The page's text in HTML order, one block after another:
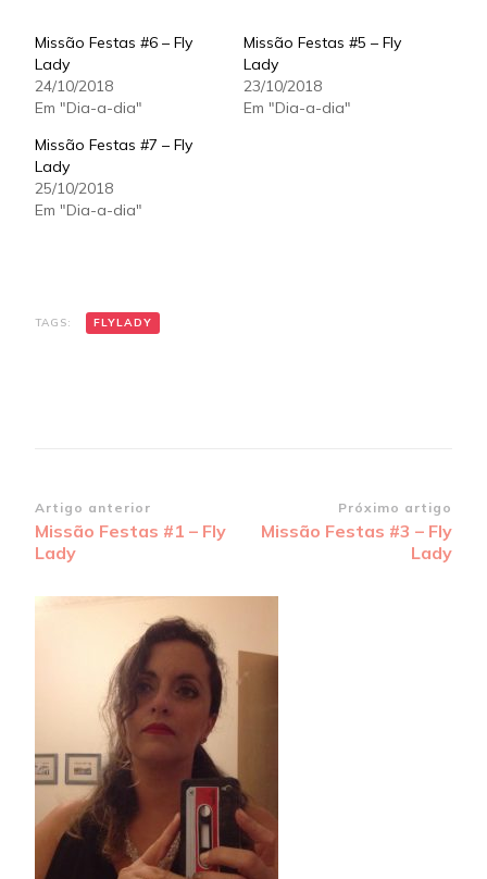
Missão Festas #6 – Fly
Lady
24/10/2018
Em "Dia-a-dia"
Missão Festas #5 – Fly
Lady
23/10/2018
Em "Dia-a-dia"
Missão Festas #7 – Fly
Lady
25/10/2018
Em "Dia-a-dia"
TAGS: FLYLADY
Navegação
de
Artigo anterior
Missão Festas #1 – Fly
Lady
Próximo artigo
Missão Festas #3 – Fly
Lady